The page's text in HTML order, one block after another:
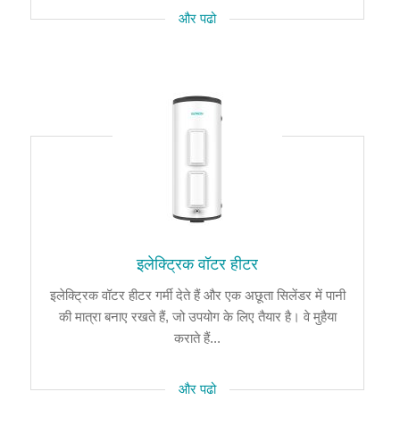
और पढो
इलेक्ट्रिक वॉटर हीटर
इलेक्ट्रिक वॉटर हीटर गर्मी देते हैं और एक अछूता सिलेंडर में पानी
की मात्रा बनाए रखते हैं, जो उपयोग के लिए तैयार है। वे मुहैया
कराते हैं...
और पढो